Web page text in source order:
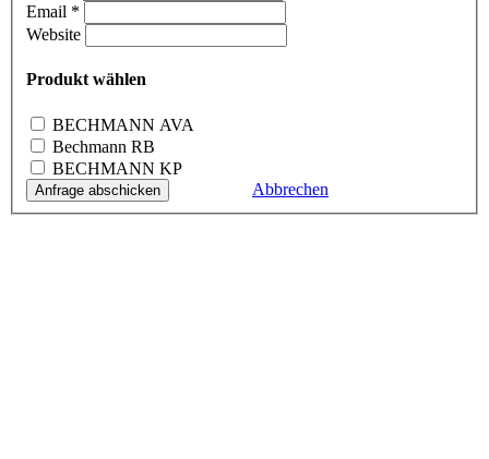
Email *
Website
Produkt wählen
BECHMANN AVA
Bechmann RB
BECHMANN KP
Abbrechen